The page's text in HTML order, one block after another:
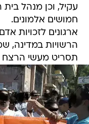
עקיל, וכן מנהל
חמושים אלמונים.
ארגונים לזכויות
הרשויות במדינה,
תסריט מעשי הרצח